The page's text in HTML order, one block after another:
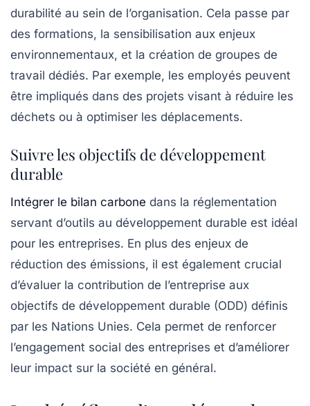
durabilité au sein de l’organisation. Cela passe par
des formations, la sensibilisation aux enjeux
environnementaux, et la création de groupes de
travail dédiés. Par exemple, les employés peuvent
être impliqués dans des projets visant à réduire les
déchets ou à optimiser les déplacements.
Suivre les objectifs de développement
durable
Intégrer le bilan carbone dans la réglementation
servant d’outils au développement durable est idéal
pour les entreprises. En plus des enjeux de
réduction des émissions, il est également crucial
d’évaluer la contribution de l’entreprise aux
objectifs de développement durable (ODD) définis
par les Nations Unies. Cela permet de renforcer
l’engagement social des entreprises et d’améliorer
leur impact sur la société en général.